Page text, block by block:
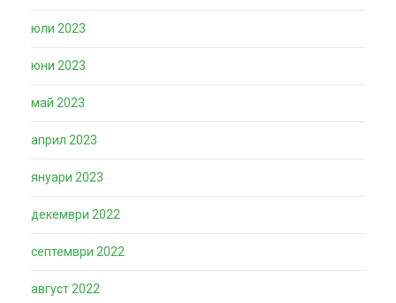
юли 2023
юни 2023
май 2023
април 2023
януари 2023
декември 2022
септември 2022
август 2022